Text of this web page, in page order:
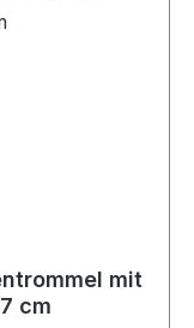
mit
cm